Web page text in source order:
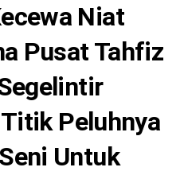
Niat
Pusat Tahfiz
Peluhnya
Untuk